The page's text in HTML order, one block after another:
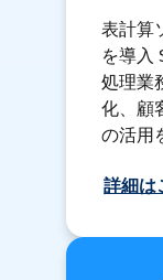
表計算
を導入
処理業
化、顧
の活用
詳細は